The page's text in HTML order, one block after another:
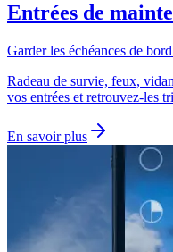
Entrées de
Garder les échéances de
Radeau de survie, feux,
vos entrées et retrouvez-les
En savoir plus